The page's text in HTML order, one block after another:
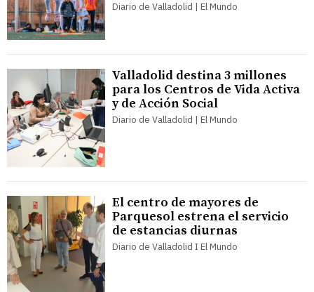
Diario de Valladolid | El Mundo
Valladolid destina 3 millones
para los Centros de Vida Activa
y de Acción Social
Diario de Valladolid | El Mundo
El centro de mayores de
Parquesol estrena el servicio
de estancias diurnas
Diario de Valladolid I El Mundo